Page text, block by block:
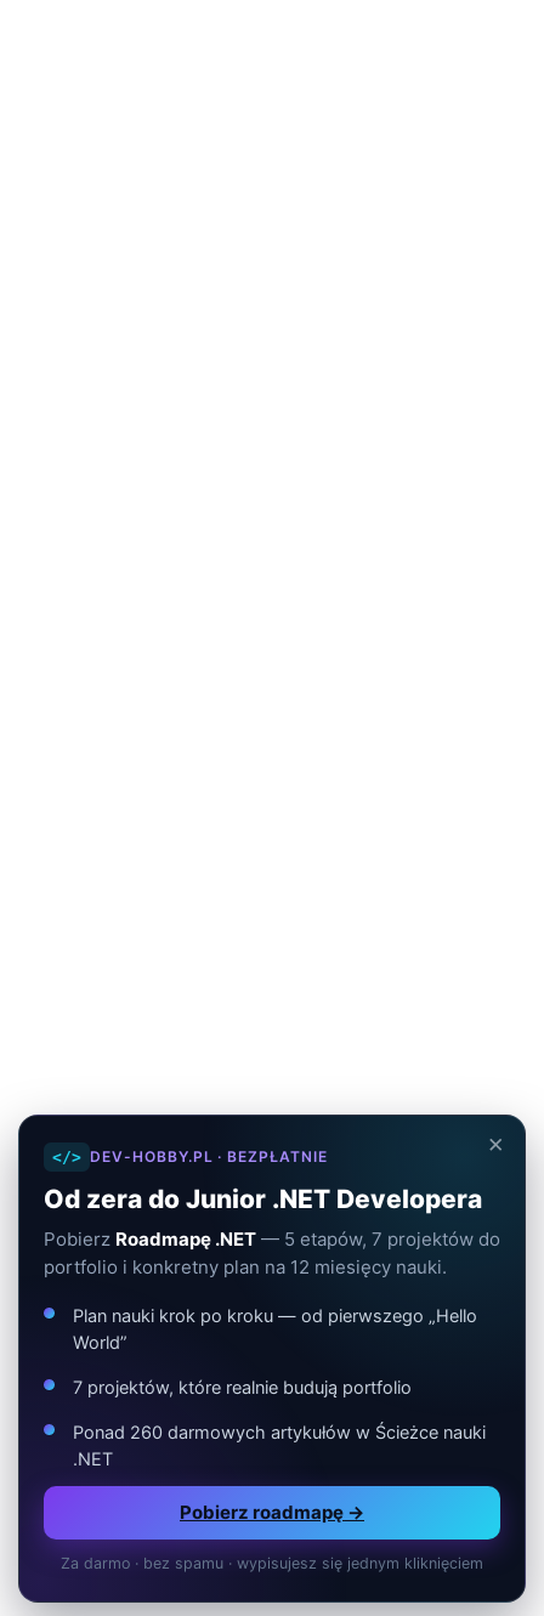
×
</> DEV-HOBBY.PL · BEZPŁATNIE
Od zera do Junior .NET Developera
Pobierz Roadmapę .NET — 5 etapów, 7 projektów do
portfolio i konkretny plan na 12 miesięcy nauki.
Plan nauki krok po kroku — od pierwszego „Hello
World”
7 projektów, które realnie budują portfolio
Ponad 260 darmowych artykułów w Ścieżce nauki
.NET
Pobierz roadmapę →
Za darmo · bez spamu · wypisujesz się jednym kliknięciem